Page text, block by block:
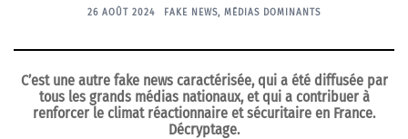
26 AOÛT 2024 FAKE NEWS, MÉDIAS DOMINANTS
C’est une autre fake news caractérisée, qui a été diffusée par
tous les grands médias nationaux, et qui a contribuer à
renforcer le climat réactionnaire et sécuritaire en France.
Décryptage.